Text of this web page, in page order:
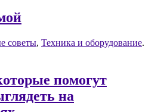
советы, Техника и оборудование.
помогут
на